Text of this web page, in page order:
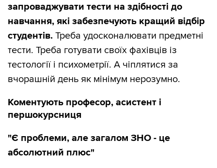
запроваджувати тести на здібності до
навчання, які забезпечують кращий відбір
студентів. Треба удосконалювати предметні
тести. Треба готувати своїх фахівців із
тестології і психометрії. А чіплятися за
вчорашній день як мінімум нерозумно.
Коментують професор, асистент і
першокурсниця
"Є проблеми, але загалом ЗНО - це
абсолютний плюс"